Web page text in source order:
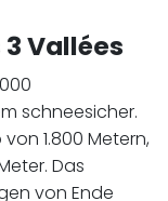
Vallées
schneesicher.
1.800 Metern,
Das
von Ende